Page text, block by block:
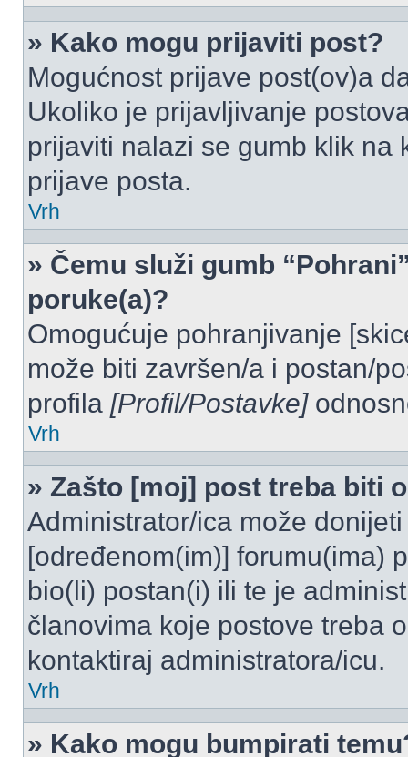
» Kako mogu prijaviti post?
Mogućnost prijave post(ov)a
Ukoliko je prijavljivanje
prijaviti nalazi se gumb klik na
prijave posta.
Vrh
» Čemu služi gumb
poruke(a)?
Omogućuje pohranjivanje
može biti završen/a i postan/
profila [Profil/Postavke]
Vrh
» Zašto [moj] post treba biti
Administrator/ica može
[određenom(im)] forumu(ima)
bio(li) postan(i) ili te je
članovima koje postove treba
kontaktiraj administratora/icu.
Vrh
» Kako mogu bumpirati